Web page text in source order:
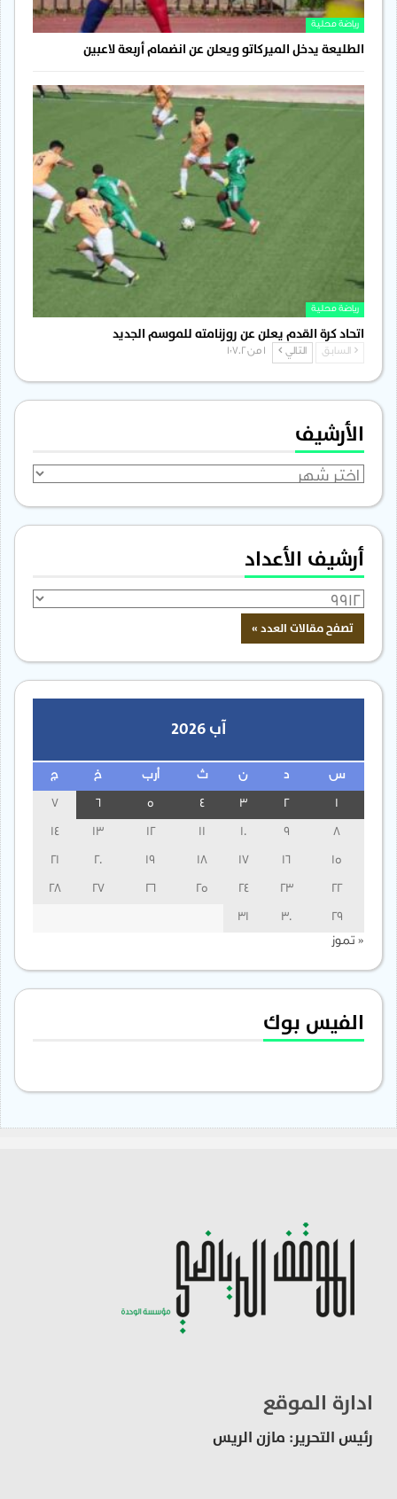
رياضة محلية
الطليعة يدخل الميركاتو ويعلن عن انضمام أربعة لاعبين
رياضة محلية
اتحاد كرة القدم يعلن عن روزنامته للموسم الجديد
السابق التالي
الأرشيف
الأرشيف
أرشيف الأعداد
آب 2026
س ن ث أرب خ ج
3
13
14
15
16
17
18
19
20
21
22
23
24
25
26
27
28
29
30
31
« تموز
الفيس بوك
ادارة الموقع
رئيس التحرير: مازن الريس